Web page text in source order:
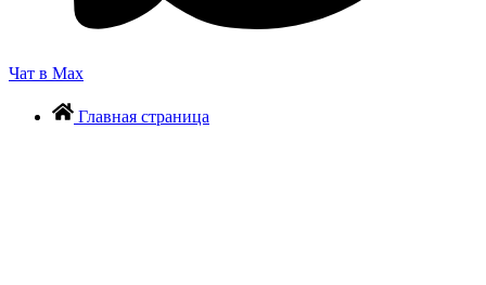
Чат в Max
Главная страница